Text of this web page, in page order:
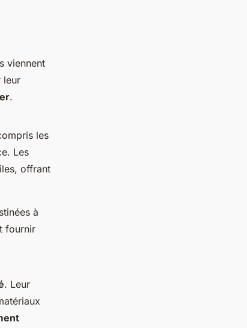
viennent
leur
.
les
Les
offrant
à
fournir
. Leur